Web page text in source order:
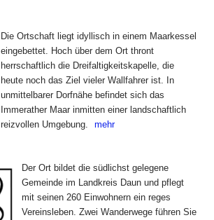
Die Ortschaft liegt idyllisch in einem Maarkessel
eingebettet. Hoch über dem Ort thront
herrschaftlich die Dreifaltigkeitskapelle, die
heute noch das Ziel vieler Wallfahrer ist. In
unmittelbarer Dorfnähe befindet sich das
Immerather Maar inmitten einer landschaftlich
reizvollen Umgebung.
mehr
Der Ort bildet die südlichst gelegene
Gemeinde im Landkreis Daun und pflegt
mit seinen 260 Einwohnern ein reges
Vereinsleben. Zwei Wanderwege führen Sie